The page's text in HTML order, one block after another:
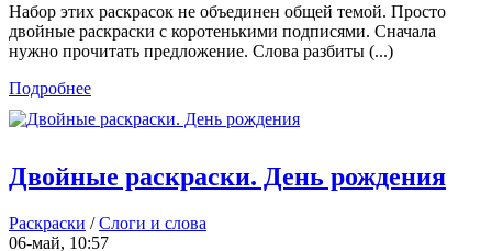
Набор этих раскрасок не объединен общей темой. Просто
двойные раскраски с коротенькими подписями. Сначала
нужно прочитать предложение. Слова разбиты (...)
Подробнее
Двойные раскраски. День рождения
Раскраски /Слоги и слова
06-май, 10:57